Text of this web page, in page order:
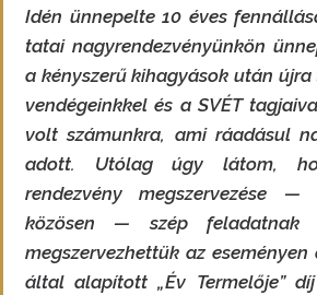
Idén ünnepelte 10 éves
tatai nagyrendezvényünkön
a kényszerű kihagyások után
vendégeinkkel és a SVÉT
volt számunkra, ami ráadásul
adott. Utólag úgy látom,
rendezvény megszervezése —
közösen — szép feladatnak
megszervezhettük az
által alapított „Év Termelője”